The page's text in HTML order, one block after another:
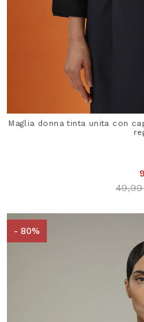
Maglia donna tinta unita con
Price
- 80%